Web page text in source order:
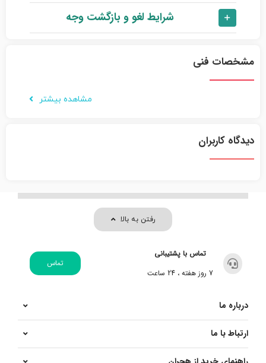
شرایط لغو و بازگشت وجه
مشخصات فنی
مشاهده بیشتر
دیدگاه کاربران
رفتن به بالا
تماس با پشتیبانی
7 روز هفته ، 24 ساعت
تماس
درباره ما
ارتباط با ما